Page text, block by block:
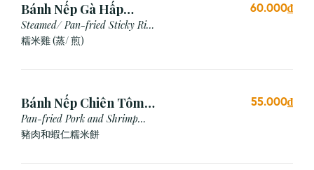
Bánh Nếp Gà Hấp
/Chiên (2 cái)
Steamed/ Pan-fried Sticky Rice
Chicken
糯米雞 (蒸/ 煎)
60.000₫
Bánh Nếp Chiên Tôm
Thịt (3 Cái)
Pan-fried Pork and Shrimp
Glutinous Rice Cake
豬肉和蝦仁糯米餅
55.000₫